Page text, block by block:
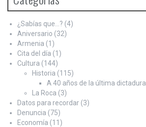
¿Sabías que…? (4)
Aniversario (32)
Armenia (1)
Cita del día (1)
Cultura (144)
Historia (115)
A 40 años de la última dictadura
La Roca (3)
Datos para recordar (3)
Denuncia (75)
Economía (11)